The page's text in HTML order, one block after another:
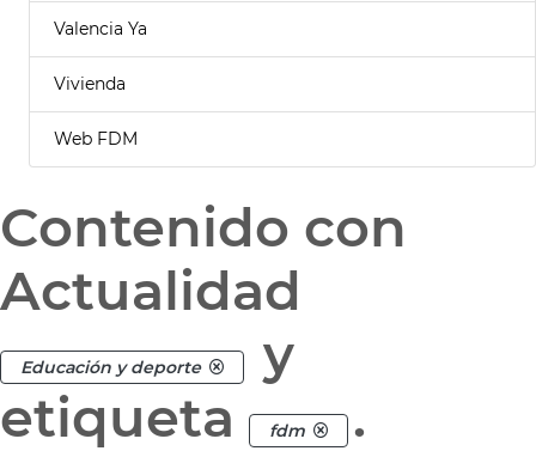
Valencia Ya
Vivienda
Web FDM
Contenido con
Actualidad
Educación y deporte
y
etiqueta
fdm .